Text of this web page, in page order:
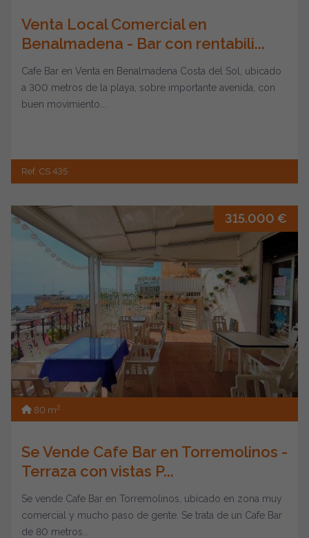
Venta Local Comercial en
Benalmadena - Bar con rentabili...
Cafe Bar en Venta en Benalmadena Costa del Sol, ubicado
a 300 metros de la playa, sobre importante avenida, con
buen movimiento...
Ref. CS 435
315.000 €
80 m2
Se Vende Cafe Bar en Torremolinos -
Terraza con vistas P...
Se vende Cafe Bar en Torremolinos, ubicado en zona muy
comercial y mucho paso de gente. Se trata de un Cafe Bar
de 80 metros...